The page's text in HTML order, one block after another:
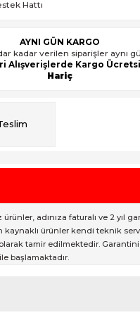
Hattı
AYNI GÜN KARGO
kadar verilen siparişler aynı
Alışverişlerde Kargo
Hariç
ürünler, adınıza faturalı ve 2 yıl
kaynaklı ürünler kendi teknik
tamir edilmektedir.
başlamaktadır.